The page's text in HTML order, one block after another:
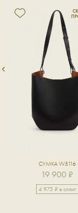
СУМКА W5116
19 900 ₽
4 975 ₽ в сплит